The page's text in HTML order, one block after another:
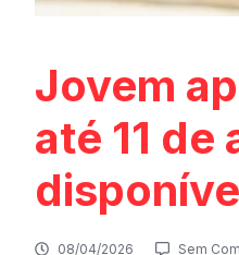
Jovem
até 11
08/04/2026 Sem